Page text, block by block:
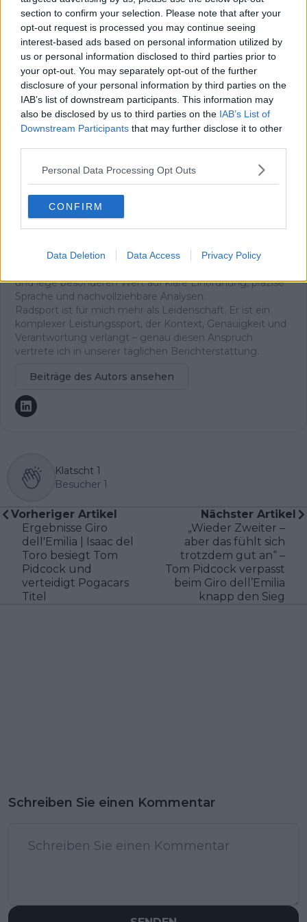
section to confirm your selection. Please note that after your
opt-out request is processed you may continue seeing
interest-based ads based on personal information utilized by
us or personal information disclosed to third parties prior to
your opt-out. You may separately opt-out of the further
disclosure of your personal information by third parties on the
IAB’s list of downstream participants. This information may
also be disclosed by us to third parties on the IAB’s List of
Downstream Participants that may further disclose it to other
Personal Data Processing Opt Outs
CONFIRM
Data Deletion Data Access Privacy Policy
Kirschen, kein Wasser, keine Erfahrung. Von Les Gets aus
wurde es trotzdem der glücklichste Tag meines Lebens.
Als ich die Häuser auf halber Höhe des Joux Plane
erreichte, wusste ich, dass ich nicht aufhören würde zu
treten. Oben angekommen trank ich an einem
Baumstamm – und spürte eine Freude, die ich bis heute
mit dem Radsport verbinde. Im Tal stand die
Entscheidung an: zurück oder weiter nach Avoriaz. Ich
fuhr weiter, ohne anzuhalten, und schaffte auch den
zweiten Anstieg. Mit meinem knallroten, eigentlich
lächerlichen Rad überholte ich Fahrer auf echten
Dieses unverfälschte Gefühl begleitet mich bis heute –
und es ist der Ursprung meiner Arbeit. Ich bin
Chefredakteur von Radsportaktuell.de und verantworte
die redaktionelle Ausrichtung der Plattform:
Themenpriorisierung, Qualitätsstandards, Faktenprüfung
neue, verifizierte Informationen vorliegen. Neben der
und lege besonderen Wert auf klare Einordnung, präzise
Sprache und nachvollziehbare Analysen.
Radsport ist für mich mehr als Leidenschaft. Er ist ein
komplexer Leistungssport, der Kontext, Genauigkeit und
Verantwortung verlangt – genau diesen Anspruch
vertrete ich in unserer täglichen Berichterstattung.
Beiträge des Autors ansehen
Klatscht 1
Besucher 1
Vorheriger Artikel
Ergebnisse Giro
dell'Emilia | Isaac del
Toro besiegt Tom
Pidcock und
verteidigt Pogacars
Titel
Nächster Artikel
„Wieder Zweiter –
aber das fühlt sich
trotzdem gut an“ –
Tom Pidcock verpasst
beim Giro dell’Emilia
knapp den Sieg
Schreiben Sie einen Kommentar